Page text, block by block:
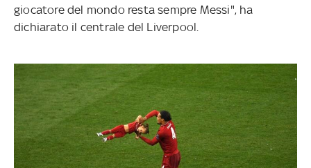
giocatore del mondo resta sempre Messi", ha
dichiarato il centrale del Liverpool.